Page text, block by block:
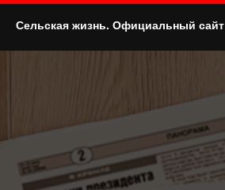
Сельская жизнь. Официальный сайт